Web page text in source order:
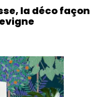
la déco façon